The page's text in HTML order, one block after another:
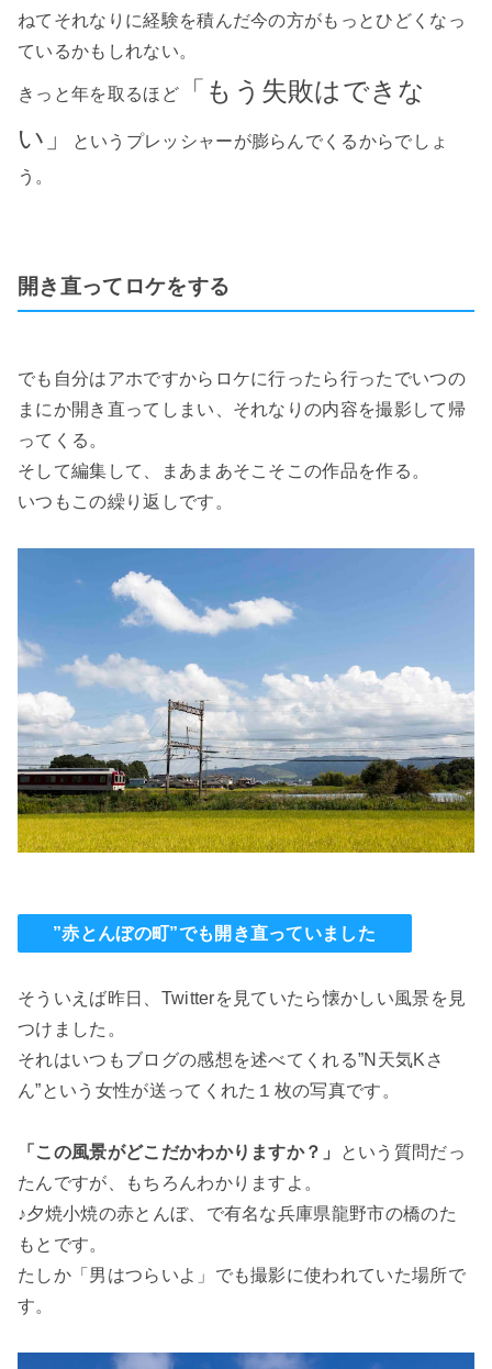
ねてそれなりに経験を積んだ今の方がもっとひどくなっ
ているかもしれない。
きっと年を取るほど「もう失敗はできな
い」
というプレッシャーが膨らんでくるからでしょ
う。
開き直ってロケをする
でも自分はアホですからロケに行ったら行ったでいつの
まにか開き直ってしまい、それなりの内容を撮影して帰
ってくる。
そして編集して、まあまあそこそこの作品を作る。
いつもこの繰り返しです。
”赤とんぼの町”でも開き直っていました
そういえば昨日、Twitterを見ていたら懐かしい風景を見
つけました。
それはいつもブログの感想を述べてくれる”N天気Kさ
ん”という女性が送ってくれた１枚の写真です。
「この風景がどこだかわかりますか？」
という質問だっ
たんですが、もちろんわかりますよ。
♪夕焼小焼の赤とんぼ、で有名な兵庫県龍野市の橋のた
もとです。
たしか「男はつらいよ」でも撮影に使われていた場所で
す。